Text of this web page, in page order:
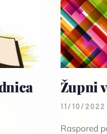
Župni
11/10/2022
Raspored